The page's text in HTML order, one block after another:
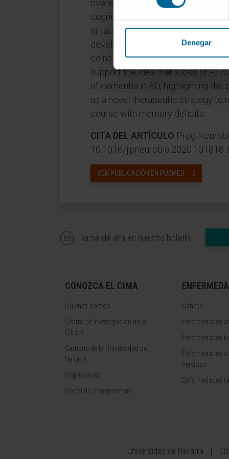
Denegar
overexpression of PLA2G4E in
cognitive deficits in elderly APP/
or tau pathology. These
developed significantly more
coinciding with the cognitive
support the idea that a loss of
of dementia in AD, highlighting
as a novel therapeutic strategy to
course with memory deficits.
CITA DEL ARTÍCULO Prog
10.1016/j.pneurobio.2020.101818.
VER PUBLICACIÓN EN PUBMED
Darse de alta en nuestro boletín
CONOZCA EL CIMA
Quiénes somos
Centro de Investigacion de la
Clínica
Campus de la Universidad de
Navarra
Organización
Portal de Transparencia
Cáncer
Enfermedades
Enfermedades
Enfermedades
nervioso
Enfermedades
Universidad de Navarra